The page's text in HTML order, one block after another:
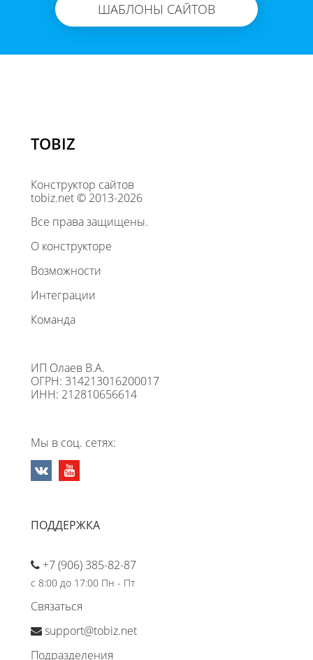
ШАБЛОНЫ САЙТОВ
TOBIZ
Конструктор сайтов
tobiz.net © 2013-2026
Все права защищены.
О конструкторе
Возможности
Интеграции
Команда
ИП Олаев В.А.
ОГРН: 314213016200017
ИНН: 212810656614
Мы в соц. сетях:
ПОДДЕРЖКА
+7 (906) 385-82-87
с 8:00 до 17:00 Пн - Пт
Связаться
support@tobiz.net
Подразделения